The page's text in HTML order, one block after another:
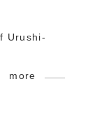
Urushi-
more